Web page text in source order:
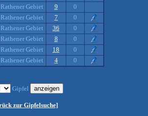
Rathener Gebiet 9
0
Rathener Gebiet 7
0
Rathener Gebiet 36
0
Rathener Gebiet 8
0
Rathener Gebiet 18
0
Rathener Gebiet 4 0
Gipfel
zur Gipfelsuche]